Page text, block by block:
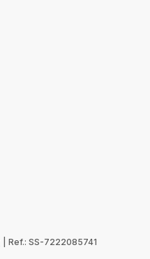
Ref.: SS-7222085741